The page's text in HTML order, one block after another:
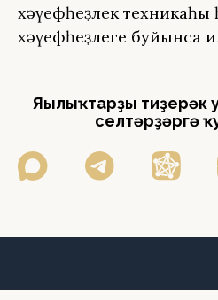
хәүефһеҙлек техникаһы
хәүефһеҙлеге буйынса
Яңылыҡтарҙы тиҙерәк
селтәрҙәргә